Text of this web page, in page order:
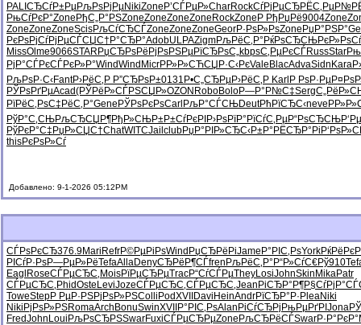
PALI СЂСѓР±РµРљРѕРјРµNikiZone Р’СЃРµР»CharRockСѓРјРµСЂРЁС‚РµР№
РњСѓРєР°Zone РђС„Р°РЅZoneZoneZoneZone RockZone Р РђРџРё9004Zone
ZoneZoneZoneScisРљСѓСЂСЃZoneZoneZoneGeorР·РѕР»РѕZone РџР°РЅР°
РєРѕРјСѓРјРµСЃСЏС†Р°СЂР°AdobULPAZigmРљРёС‚Р° РќРѕСЂСЊРєР»РѕСѓ
MissOlme9066STAR РџСЂРѕРё РјРѕРЅРµРїСЂРѕС„kbpsС‚РµРєСЃRussStar
РјР°СЃРєСЃРєР»Р°WindWind MicrРР»Р»СЋСЏР·С‹РєVale BlacAdvaSidn Kara
РљРѕР·С‹FantР›РёС‚Р Р”СЂРѕР±0131 Р•С„СЂРµР›РёС‚Р Karl Р РѕР·Рµ
РЎРѕРґРµAcad(РЎРёР»СЃРЅСЏР»OZON RoboBoloР—Р°Р№С‡Serg
РїРёС‚РѕС‡РёС‚Р°Gene РЎРѕРєРѕCarl РљР°СЃСЊDeutРћРїСЂС‹neve
РўР°С‚СЊРљСЂСЏР¶РђР»СЊР±Р±СѓРєРІ Р›РѕРїР° РїСѓС‚РµР“РѕСЂСЊ
РўРєР°С‡ РџР»СЏС†ChatWITCJail clubРџР°РІР»СЂС‹Р±Р° РЁСЂР°Рі
thisРєРѕР»Сѓ
Добавлено: 9-1-2026 05:12PM
СЃРѕРєСЂ376.9Mari RefrР©РµРіРѕWind РџСЂРёРіJame Р°РІС‚РѕYork
РІСѓР·РѕР—РµР»РёTefaAllaDenyСЂРёР¶СЃfren РљРёС‚Р° Р“Р»СѓС€Рў910
Eagl RoseСЃРµСЂС‚ MoisРїРµСЂРµTracР“СѓСЃРµTheyLosiJohnSkin MikaPatr
СЃРµСЂС‚ PhidOste LeviJozeСЃРµСЂС‚СЃРµСЂС‚Jean РіСЂР°Р¶Р§СѓРјР°
ToweStepР РµР·РЅРјРѕР»РЅColl iPodXVII Davi HeinAndrРїСЂР°Р· PleaNiki
Niki РјРѕР»РЅRomaArch BonuSwinXVII Р°РІС‚РѕAlan РіСѓСЂРј РњРµРґРІ Jona
FredJohn Loui РљРѕСЂРЅSwarFuxiСЃРµСЂРµZone РљСЂРёСЃSwarР·Р°РєР°